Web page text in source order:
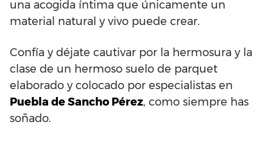
una acogida íntima que únicamente un
material natural y vivo puede crear.
Confía y déjate cautivar por la hermosura y la
clase de un hermoso suelo de parquet
elaborado y colocado por especialistas en
Puebla de Sancho Pérez, como siempre has
soñado.